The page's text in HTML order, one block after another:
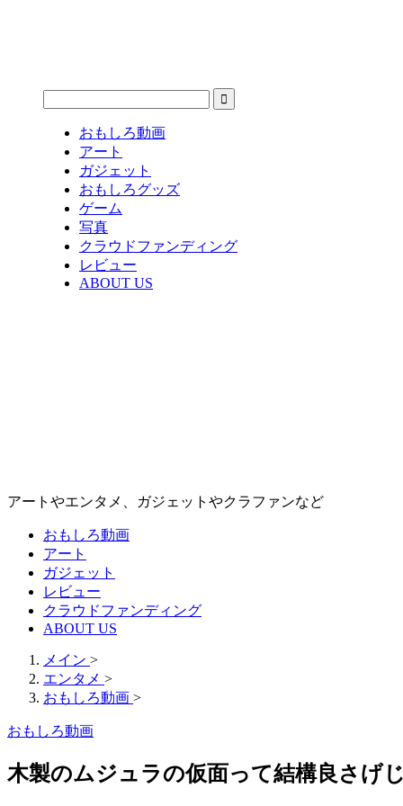
おもしろ動画
アート
ガジェット
おもしろグッズ
ゲーム
写真
クラウドファンディング
レビュー
ABOUT US
アートやエンタメ、ガジェットやクラファンなど
おもしろ動画
アート
ガジェット
レビュー
クラウドファンディング
ABOUT US
メイン >
エンタメ >
おもしろ動画 >
おもしろ動画
木製のムジュラの仮面って結構良さげ